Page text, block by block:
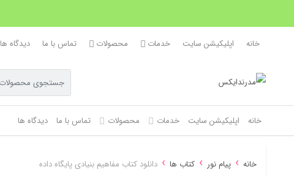
خانه اپلیکیشن سایت خدمات محصولات تماس با ما دیدگاه ها
خانه اپلیکیشن سایت خدمات محصولات تماس با ما دیدگاه ها
خانه › پیام نور › کتاب ها › دانلود کتاب مفاهیم بنیادی پایگاه داده